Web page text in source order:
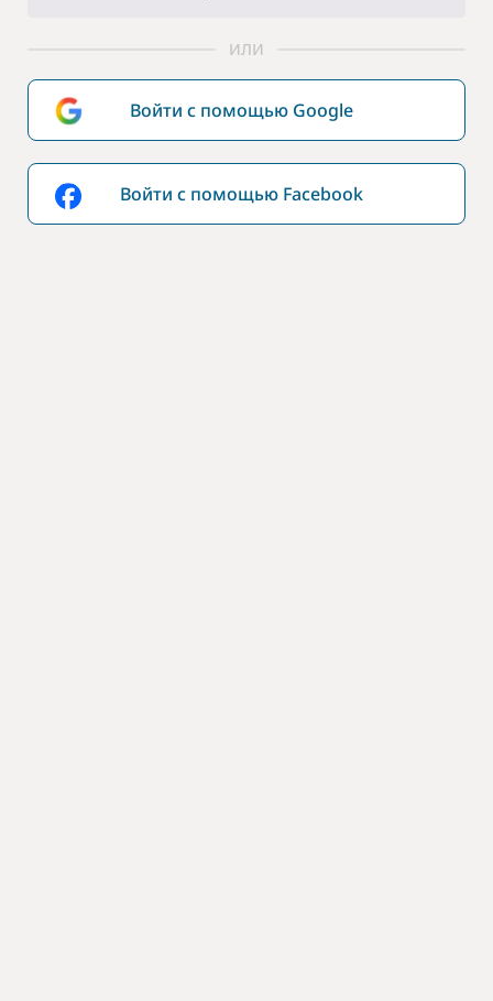
ИЛИ
Войти с помощью Google
Войти с помощью Facebook